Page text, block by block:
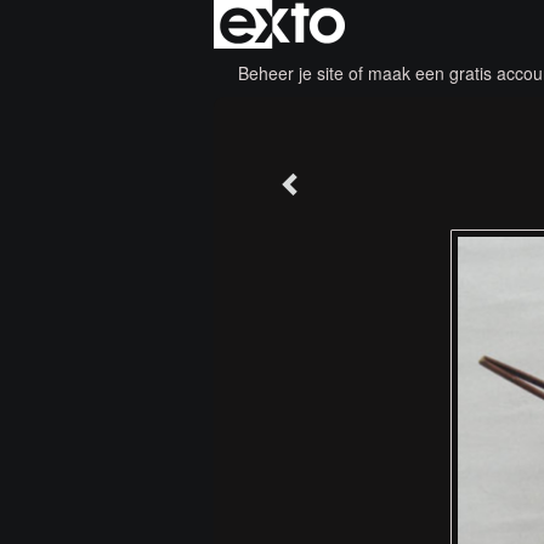
Beheer je site of maak een gratis